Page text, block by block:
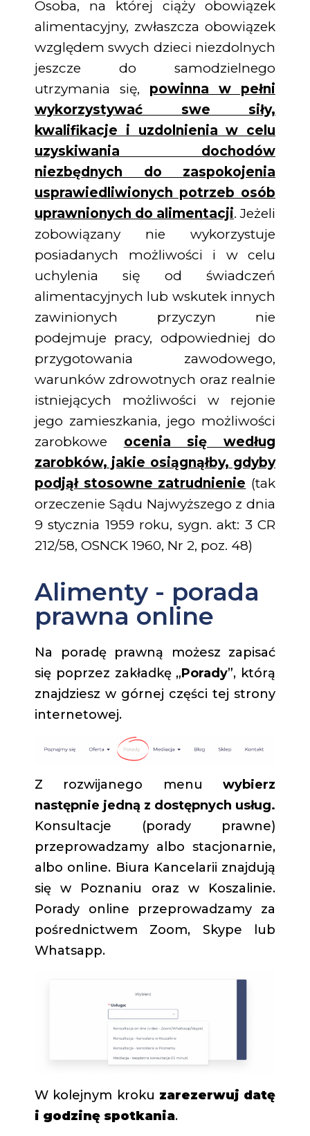
Osoba, na której ciąży obowiązek
alimentacyjny, zwłaszcza obowiązek
względem swych dzieci niezdolnych
jeszcze do samodzielnego
utrzymania się, powinna w pełni
wykorzystywać swe siły,
kwalifikacje i uzdolnienia w celu
uzyskiwania dochodów
niezbędnych do zaspokojenia
usprawiedliwionych potrzeb osób
uprawnionych do alimentacji. Jeżeli
zobowiązany nie wykorzystuje
posiadanych możliwości i w celu
uchylenia się od świadczeń
alimentacyjnych lub wskutek innych
zawinionych przyczyn nie
podejmuje pracy, odpowiedniej do
przygotowania zawodowego,
warunków zdrowotnych oraz realnie
istniejących możliwości w rejonie
jego zamieszkania, jego możliwości
zarobkowe ocenia się według
zarobków, jakie osiągnąłby, gdyby
podjął stosowne zatrudnienie (tak
orzeczenie Sądu Najwyższego z dnia
9 stycznia 1959 roku, sygn. akt: 3 CR
212/58, OSNCK 1960, Nr 2, poz. 48)
Alimenty - porada
prawna online
Na poradę prawną możesz zapisać
się poprzez zakładkę „Porady”, którą
znajdziesz w górnej części tej strony
internetowej.
Z rozwijanego menu wybierz
następnie jedną z dostępnych usług.
Konsultacje (porady prawne)
przeprowadzamy albo stacjonarnie,
albo online. Biura Kancelarii znajdują
się w Poznaniu oraz w Koszalinie.
Porady online przeprowadzamy za
pośrednictwem Zoom, Skype lub
Whatsapp.
W kolejnym kroku zarezerwuj datę
i godzinę spotkania.